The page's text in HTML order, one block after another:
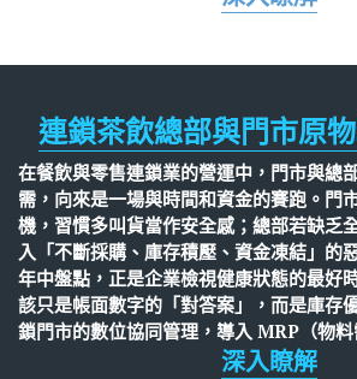
連鎖茶飲總部與門市原
在餐飲與零售連鎖業的營運中，門市與總
需，向來是一場與時間和資金的賽跑。門
機，習慣多叫貨當作安全感；總部若缺乏
入「不斷採購、庫存積壓、資金凍結」的
年中盤點，正是企業檢視健康狀態的最好
該只是帳面數字的「對答案」，而是庫存
鎖門市的數位協同管理，導入 MRP（物料
深入瞭解
WMS
加盟連鎖
鋼鐵業
紡織